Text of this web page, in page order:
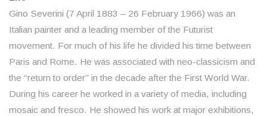
Gino Severini (7 April 1883 – 26 February 1966) was an
Italian painter and a leading member of the Futurist
movement. For much of his life he divided his time between
Paris and Rome. He was associated with neo-classicism and
the “return to order” in the decade after the First World War.
During his career he worked in a variety of media, including
mosaic and fresco. He showed his work at major exhibitions,